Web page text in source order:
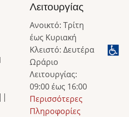
Λειτουργίας
Ανοικτό: Τρίτη
έως Κυριακή
Κλειστό: Δευτέρα
Ωράριο
Λειτουργίας:
09:00 έως 16:00
Περισσότερες
Πληροφορίες